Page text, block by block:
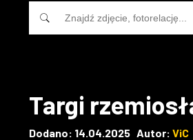
Targi
Dodano: 14.04.2025 Autor: ViC